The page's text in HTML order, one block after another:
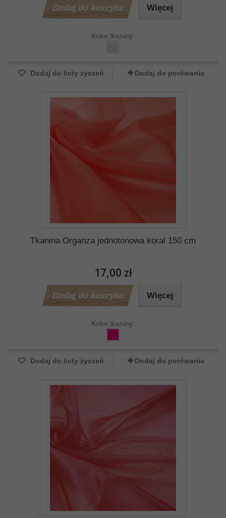
Dodaj do koszyka Więcej
Kolor tkaniny:
Dodaj do listy życzeń Dodaj do porówania
Tkanina Organza jednotonowa koral 150 cm
17,00 zł
Dodaj do koszyka Więcej
Kolor tkaniny:
Dodaj do listy życzeń Dodaj do porówania